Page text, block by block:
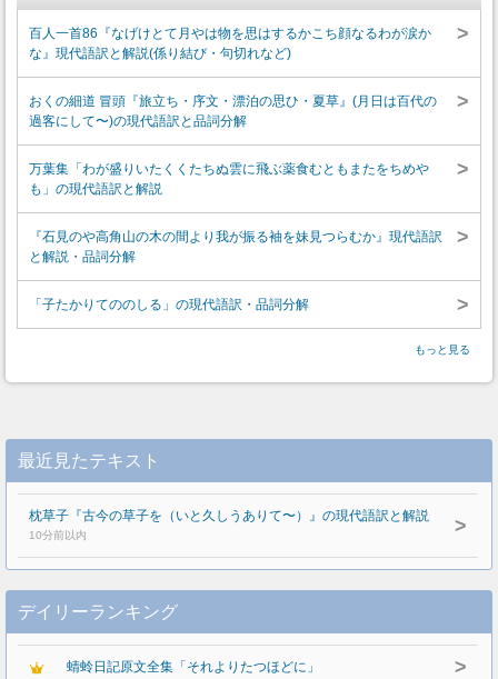
百人一首86『なげけとて月やは物を思はするかこち顔なるわが涙か
な』現代語訳と解説(係り結び・句切れなど)
>
おくの細道 冒頭『旅立ち・序文・漂泊の思ひ・夏草』(月日は百代の
過客にして〜)の現代語訳と品詞分解
>
万葉集「わが盛りいたくくたちぬ雲に飛ぶ薬食むともまたをちめや
も」の現代語訳と解説
>
『石見のや高角山の木の間より我が振る袖を妹見つらむか』現代語訳
と解説・品詞分解
>
「子たかりてののしる」の現代語訳・品詞分解 >
もっと見る
最近見たテキスト
枕草子『古今の草子を（いと久しうありて〜）』の現代語訳と解説
10分前以内 >
デイリーランキング
蜻蛉日記原文全集「それよりたつほどに」 >